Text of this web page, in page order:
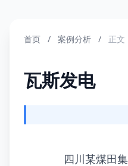
首页 / 案例分析 / 正文
瓦斯发电
四川某煤田